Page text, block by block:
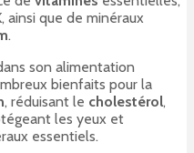
ainsi que de minéraux
.
son alimentation
bienfaits pour la
, réduisant le cholestérol,
les yeux et
essentiels.